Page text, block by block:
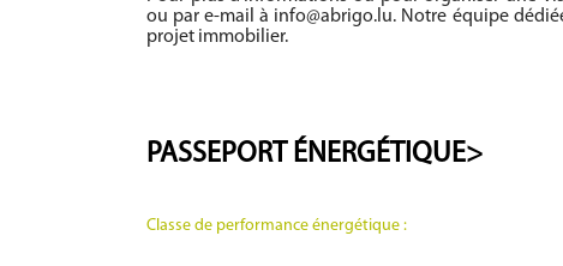
ou par e-mail à info@abrigo.lu. Notre équipe
projet immobilier.
PASSEPORT ÉNERGÉTIQUE>
Classe de performance énergétique :